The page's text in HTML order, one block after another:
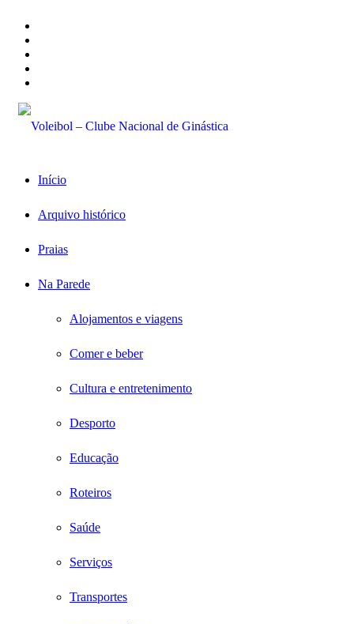
Início
Arquivo histórico
Praias
Na Parede
Alojamentos e viagens
Comer e beber
Cultura e entretenimento
Desporto
Educação
Roteiros
Saúde
Serviços
Transportes